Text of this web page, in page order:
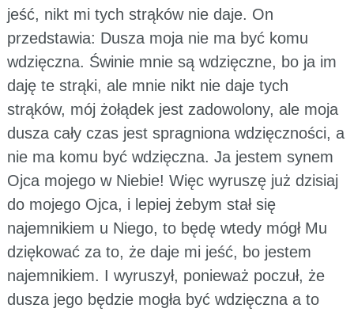
jeść, nikt mi tych strąków nie daje. On
przedstawia: Dusza moja nie ma być komu
wdzięczna. Świnie mnie są wdzięczne, bo ja im
daję te strąki, ale mnie nikt nie daje tych
strąków, mój żołądek jest zadowolony, ale moja
dusza cały czas jest spragniona wdzięczności, a
nie ma komu być wdzięczna. Ja jestem synem
Ojca mojego w Niebie! Więc wyruszę już dzisiaj
do mojego Ojca, i lepiej żebym stał się
najemnikiem u Niego, to będę wtedy mógł Mu
dziękować za to, że daje mi jeść, bo jestem
najemnikiem. I wyruszył, ponieważ poczuł, że
dusza jego będzie mogła być wdzięczna a to